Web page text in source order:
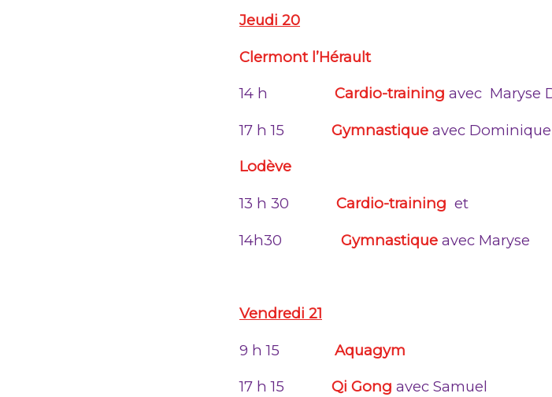
Jeudi 20
Clermont l’Hérault
14 h Cardio-training avec Maryse
17 h 15 Gymnastique avec Dominique
Lodève
13 h 30 Cardio-training et
14h30 Gymnastique avec Maryse
Vendredi 21
9 h 15 Aquagym
17 h 15 Qi Gong avec Samuel